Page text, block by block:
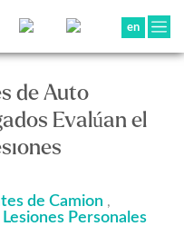
en
de Auto
Evalúan el
de Camion ,
Lesiones Personales